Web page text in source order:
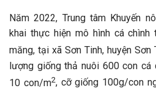
Năm 2022, Trung tâm Khuyến
khai thực hiện mô hình cá
măng, tại xã Sơn Tinh, huyện
lượng giống thả nuôi 600 con cá
10 con/m2, cỡ giống 100g/con